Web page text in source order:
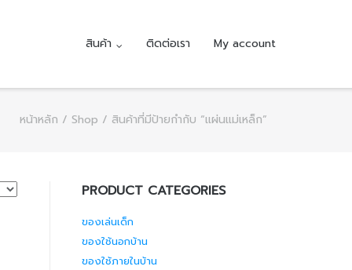
สินค้า ติดต่อเรา My account
หน้าหลัก / Shop / สินค้าที่มีป้ายกำกับ “แผ่นแม่เหล็ก”
PRODUCT CATEGORIES
ของเล่นเด็ก
ของใช้นอกบ้าน
ของใช้ภายในบ้าน